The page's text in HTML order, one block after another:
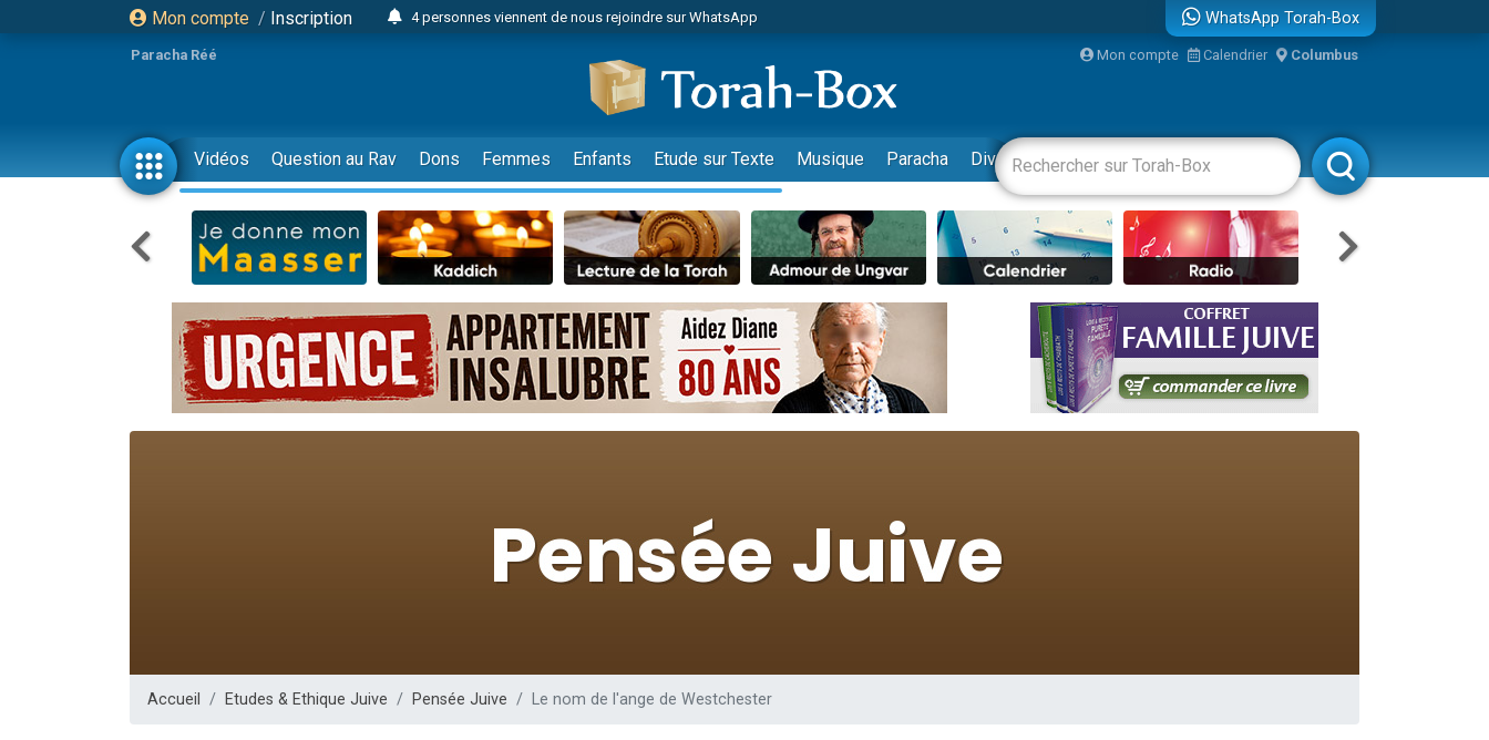
Mon compte / Inscription
4 personnes viennent de nous rejoindre sur WhatsApp
Odaya vient de donner son Maasser
3 personnes viennent de faire un don pour 5 jours de vacances aux Orphelins
3 personnes viennent de faire un don pour Diane, 80 ans, dans un appartement insalubre
13 personnes viennent de demander une bénédiction
2 personnes viennent de nous rejoindre sur WhatsApp
30 personnes viennent de faire un don pour Sauvez la jambe de Yohan
Il reste 49 places pour étudier en groupe sur Zoom
12 nouvelles musiques dans Torah-Box Music
3 personnes viennent de nous rejoindre sur WhatsApp
2 personnes viennent de nous rejoindre sur WhatsApp
3 personnes viennent de nous rejoindre sur WhatsApp
Nouvelle émission radio : Visions de grandeur n°104 : Le Chabbath et le Birkat Hamazone à travers le temps
61 personnes viennent de demander une bénédiction
Ariel vient de donner son Maasser
WhatsApp Torah-Box
Paracha Réé Mon compte Calendrier Columbus
Vidéos Question au Rav Dons Femmes Enfants Etude sur Texte Musique Paracha Divertissements Livres Rabbanim
Accueil Etudes & Ethique Juive Pensée Juive Le nom de l'ange de Westchester